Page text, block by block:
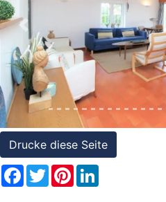
Referenzen
Immobilien
und
Steuerrecht
Previous
Drucke diese Seite
Facebook
TwitterPinterest